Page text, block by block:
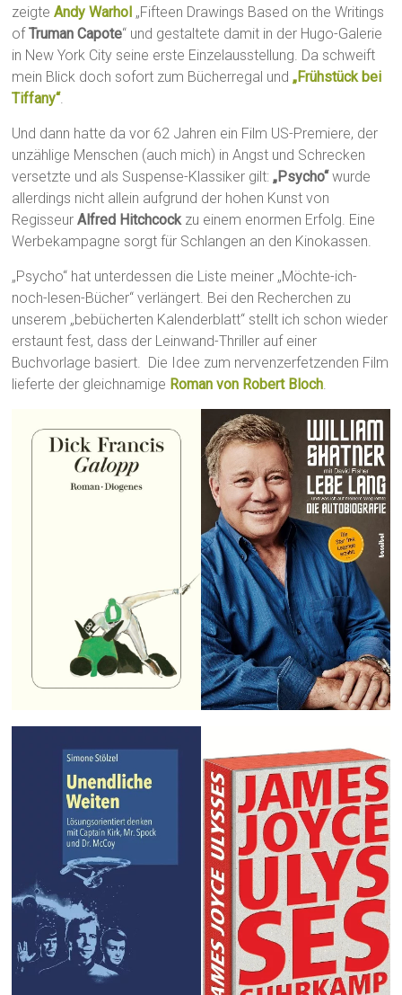
zeigteAndy Warhol „Fifteen Drawings Based on the Writings
ofTruman Capote“ und gestaltete damit in der Hugo-Galerie
in New York City seine erste Einzelausstellung. Da schweift
mein Blick doch sofort zum Bücherregal und„Frühstück bei
Tiffany“.
Und dann hatte da vor 62 Jahren ein Film US-Premiere, der
unzählige Menschen (auch mich) in Angst und Schrecken
versetzte und als Suspense-Klassiker gilt:„Psycho“wurde
allerdings nicht allein aufgrund der hohen Kunst von
RegisseurAlfred Hitchcock zu einem enormen Erfolg. Eine
Werbekampagne sorgt für Schlangen an den Kinokassen.
„Psycho“ hat unterdessen die Liste meiner „Möchte-ich-
noch-lesen-Bücher“ verlängert. Bei den Recherchen zu
unserem „bebücherten Kalenderblatt“ stellt ich schon wieder
erstaunt fest, dass der Leinwand-Thriller auf einer
Buchvorlage basiert. Die Idee zum nervenzerfetzenden Film
lieferte der gleichnamige Roman von Robert Bloch